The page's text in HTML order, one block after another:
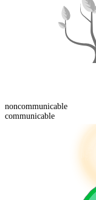
noncommunicable
communicable